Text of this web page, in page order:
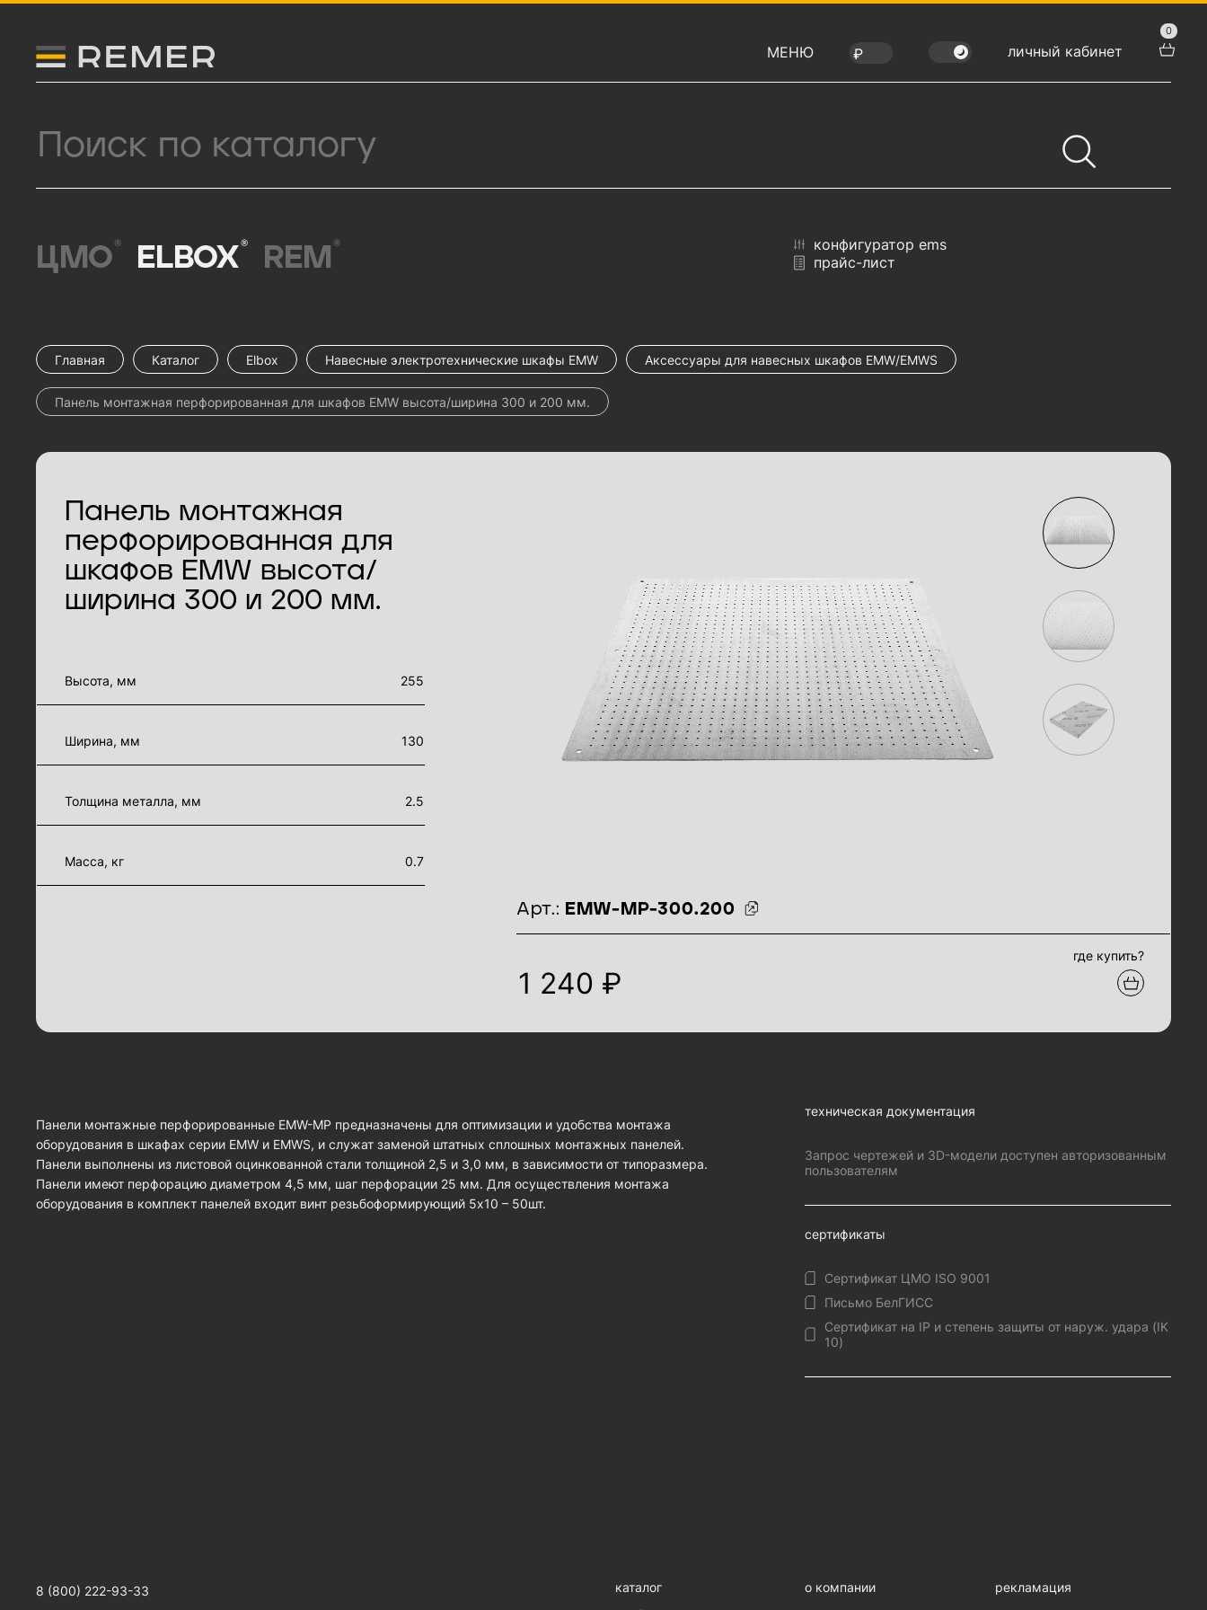
Логитип компании Remer МЕНЮ личный кабинет
0
ЦМО ® ELBOX® REM ®
конфигуратор ems
прайс-лист
Главная Каталог Elbox Навесные электротехнические шкафы EMW Аксессуары для навесных шкафов EMW/EMWS
Панель монтажная перфорированная для шкафов EMW высота/ширина 300 и 200 мм.
Панель монтажная
перфорированная для
шкафов EMW высота/
ширина 300 и 200 мм.
идентификаторы товара
Арт.: EMW-MP-300.200
где купить?
1 240 ₽
Высота, мм
255
Ширина, мм 130
Толщина металла, мм 2.5
Масса, кг 0.7
Панели монтажные перфорированные EMW-MP предназначены для оптимизации и удобства монтажа
оборудования в шкафах серии EMW и EMWS, и служат заменой штатных сплошных монтажных панелей.
Панели выполнены из листовой оцинкованной стали толщиной 2,5 и 3,0 мм, в зависимости от типоразмера.
Панели имеют перфорацию диаметром 4,5 мм, шаг перфорации 25 мм. Для осуществления монтажа
оборудования в комплект панелей входит винт резьбоформирующий 5х10 – 50шт.
техническая документация
Запрос чертежей и 3D-модели доступен авторизованным
пользователям
сертификаты
Сертификат ЦМО ISO 9001
Письмо БелГИСС
Сертификат на IP и степень защиты от наруж. удара (IK
10)
8 (800) 222-93-33
каталог
о компании
рекламация